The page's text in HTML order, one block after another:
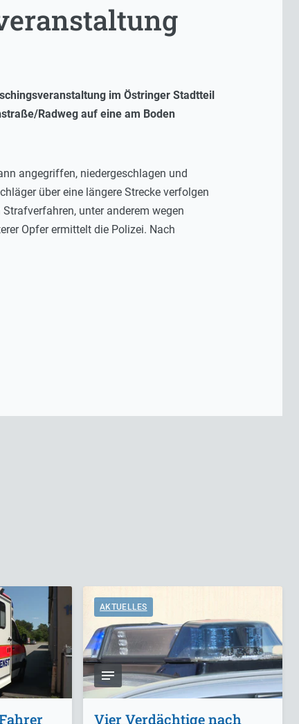
im Östringer Stadtteil
Radweg auf eine am Boden
angegriffen, niedergeschlagen und
über eine längere Strecke verfolgen
unter anderem wegen
Opfer ermittelt die Polizei. Nach
AKTUELLES
Vier Verdächtige nach